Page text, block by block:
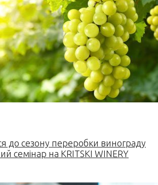
до сезону переробки винограду
семінар на KRITSKI WINERY